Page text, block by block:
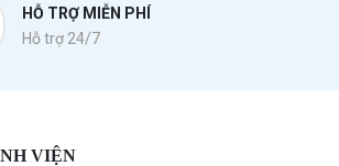
HỖ TRỢ MIỄN PHÍ
Hỗ trợ 24/7
VIỆN